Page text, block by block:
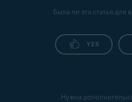
Была ли эта статья для
YES
Нужна